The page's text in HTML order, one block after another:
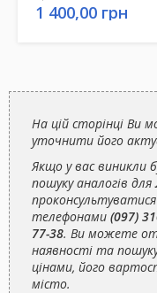
1 400,00 грн
На цій сторінці
уточнити його
Якщо у вас виникли
пошуку аналогів для
телефонами (097)
77-38. Ви можете
наявності та
цінами, його
місто.